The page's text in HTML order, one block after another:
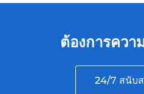
ต้องการควา
24/7 สนับ